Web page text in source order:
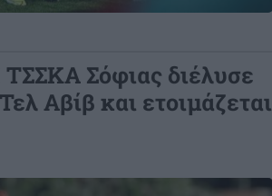
Σόφιας διέλυσε
Αβίβ και ετοιμάζεται